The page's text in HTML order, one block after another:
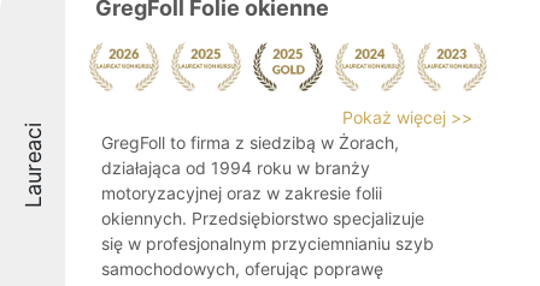
Laureaci
GregFoll Folie okienne
Pokaż więcej >>
GregFoll to firma z siedzibą w Żorach,
działająca od 1994 roku w branży
motoryzacyjnej oraz w zakresie folii
okiennych. Przedsiębiorstwo specjalizuje
się w profesjonalnym przyciemnianiu szyb
samochodowych, oferując poprawę